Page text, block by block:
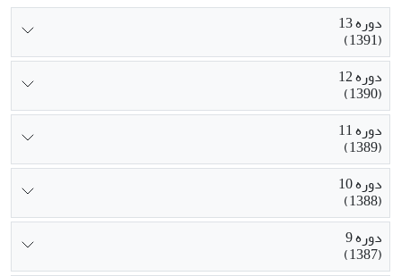
دوره 13
(1391)
دوره 12
(1390)
دوره 11
(1389)
دوره 10
(1388)
دوره 9
(1387)